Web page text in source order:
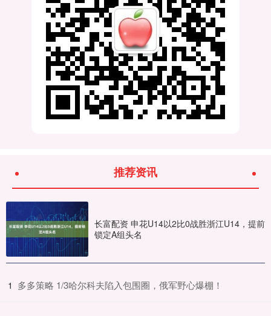
推荐资讯
长富配资 申花U14以2比0战胜浙江U14，提前
锁定A组头名
1 ​多多策略 1/3哈尔科夫陷入包围圈，俄军野心爆棚！